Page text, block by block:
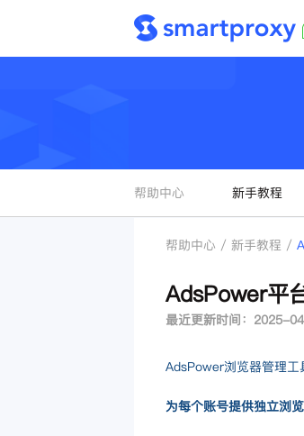
帮助中心 新手教程
帮助中心 / 新手教程 /
AdsPower平
最近更新时间：2025-
AdsPower浏览器管理工
为每个账号提供独立浏